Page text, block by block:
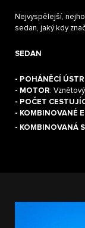
Nejvyspělejší,
sedan, jaký kdy
SEDAN
- POHÁNĚCÍ
- MOTOR:
- POČET
- KOMBINOVANÉ
- KOMBINOVANÁ